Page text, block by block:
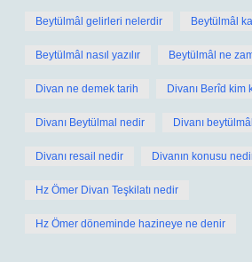
Beytülmâl gelirleri nelerdir Beytülmâl
Beytülmâl nasıl yazılır Beytülmâl ne
Divan ne demek tarih Divanı Berîd kim
Divanı Beytülmal nedir Divanı
Divanı resail nedir Divanın konusu
Hz Ömer Divan Teşkilatı nedir
Hz Ömer döneminde hazineye ne denir